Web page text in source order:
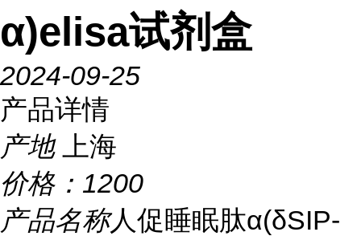
α)elisa试剂盒
2024-09-25
产品详情
产地
上海
价格： 1200
产品名称人促睡眠肽α(δSIP-